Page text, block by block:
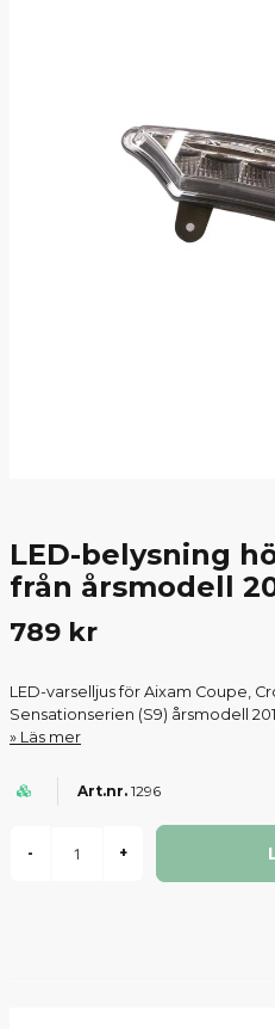
LED-belysning
från årsmodell
789 kr
LED-varselljus för Aixam Coupe,
Sensationserien (S9) årsmodell
Läs mer
1296
- +